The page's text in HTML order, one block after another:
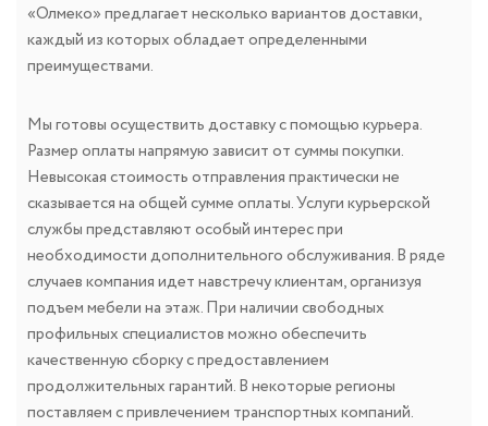
«Олмеко» предлагает несколько вариантов доставки,
каждый из которых обладает определенными
преимуществами.
Мы готовы осуществить доставку с помощью курьера.
Размер оплаты напрямую зависит от суммы покупки.
Невысокая стоимость отправления практически не
сказывается на общей сумме оплаты. Услуги курьерской
службы представляют особый интерес при
необходимости дополнительного обслуживания. В ряде
случаев компания идет навстречу клиентам, организуя
подъем мебели на этаж. При наличии свободных
профильных специалистов можно обеспечить
качественную сборку с предоставлением
продолжительных гарантий. В некоторые регионы
поставляем с привлечением транспортных компаний.